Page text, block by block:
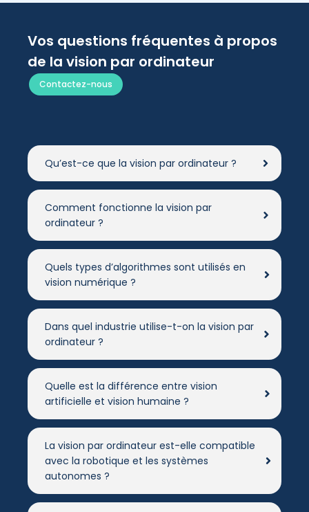
Vos questions fréquentes à propos
de la vision par ordinateur
Contactez-nous
Qu’est-ce que la vision par ordinateur ?
Comment fonctionne la vision par
ordinateur ?
Quels types d’algorithmes sont utilisés en
vision numérique ?
Dans quel industrie utilise-t-on la vision par
ordinateur ?
Quelle est la différence entre vision
artificielle et vision humaine ?
La vision par ordinateur est-elle compatible
avec la robotique et les systèmes
autonomes ?